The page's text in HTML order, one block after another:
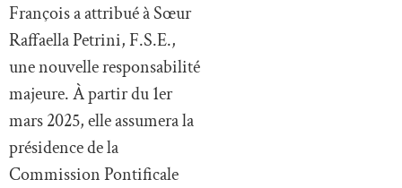
François a attribué à Sœur
Raffaella Petrini, F.S.E.,
une nouvelle responsabilité
majeure. À partir du 1er
mars 2025, elle assumera la
présidence de la
Commission Pontificale